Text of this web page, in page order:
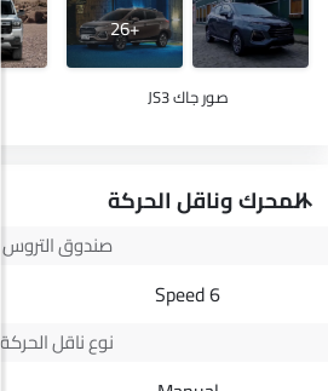
+26
صور جاك JS3
المحرك وناقل الحركة
صندوق التروس
6 Speed
نوع ناقل الحركة